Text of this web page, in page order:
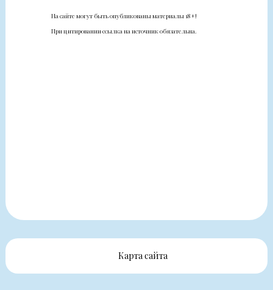
На сайте могут быть опубликованы материалы 18+!
При цитировании ссылка на источник обязательна.
Карта сайта